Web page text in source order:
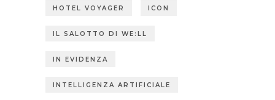
HOTEL VOYAGER ICON
IL SALOTTO DI WE:LL
IN EVIDENZA
INTELLIGENZA ARTIFICIALE